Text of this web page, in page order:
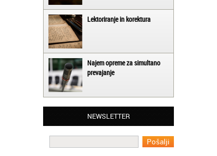
Lektoriranje in korektura
Najem opreme za simultano
prevajanje
NEWSLETTER
Lahko pohvalim vse zaposlene v Akademiji
Oxford, ker so resnično profesionalni in
učinkoviti.